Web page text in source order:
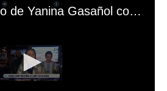
El mal momento de Yanina Gasañol con un hincha argentino en "Subrayado"